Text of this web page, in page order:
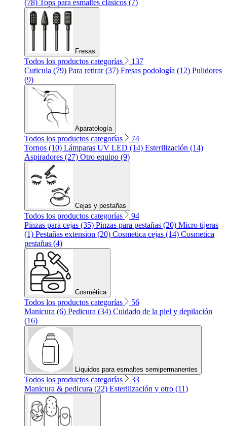
(78) Tops para esmaltes clásicos (7)
Fresas
Todos los productos categorías
137
Cuticula (79) Para retirar (37) Fresas podología (12) Pulidores
(9)
Aparatología
Todos los productos categorías
74
Tornos (10) Lámparas UV LED (14) Esterilización (14)
Aspiradores (27) Otro equipo (9)
Cejas y pestañas
Todos los productos categorías
94
Pinzas para cejas (35) Pinzas para pestañas (20) Micro tijeras
(1) Pestañas extension (20) Cosmetica cejas (14) Cosmetica
pestañas (4)
Cosmética
Todos los productos categorías
56
Manicura (6) Pedicura (34) Cuidado de la piel y depilación
(16)
Líquidos para esmaltes semipermanentes
Todos los productos categorías
33
Manicura & pedicura (22) Esterilización y otro (11)